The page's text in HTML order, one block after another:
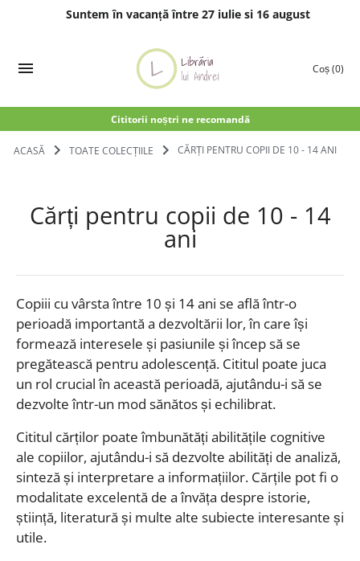
Suntem în vacanță între 27 iulie si 16 august
conținut
Coș(0)
Cititorii noștri ne recomandă
ACASĂ TOATE COLECȚIILE CĂRȚI PENTRU COPII DE 10 - 14 ANI
Cărți pentru copii de 10 - 14
ani
Copiii cu vârsta între 10 și 14 ani se află într-o
perioadă importantă a dezvoltării lor, în care își
formează interesele și pasiunile și încep să se
pregătească pentru adolescență. Cititul poate juca
un rol crucial în această perioadă, ajutându-i să se
dezvolte într-un mod sănătos și echilibrat.
Cititul cărților poate îmbunătăți abilitățile cognitive
ale copiilor, ajutându-i să dezvolte abilități de analiză,
sinteză și interpretare a informațiilor. Cărțile pot fi o
modalitate excelentă de a învăța despre istorie,
știință, literatură și multe alte subiecte interesante și
utile.